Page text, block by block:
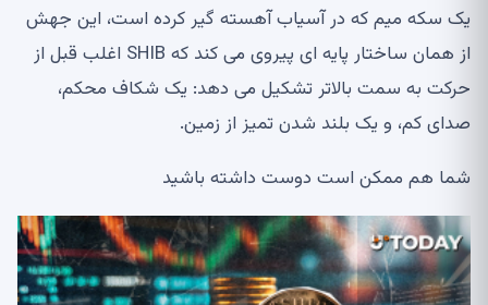
یک سکه میم که در آسیاب آهسته گیر کرده است، این جهش
از همان ساختار پایه ای پیروی می کند که SHIB اغلب قبل از
حرکت به سمت بالاتر تشکیل می دهد: یک شکاف محکم،
صدای کم، و یک بلند شدن تمیز از زمین.
شما هم ممکن است دوست داشته باشید